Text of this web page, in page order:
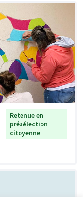
Retenue en
présélection
citoyenne